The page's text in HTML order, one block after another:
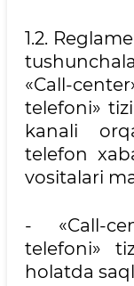
1.2.
«Call-
telefoni»
kanali
telefon
vositalari
- «Call-
telefoni»
holatda